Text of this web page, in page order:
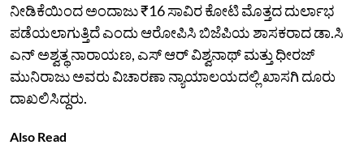
ನೀಡಿಕೆಯಿಂದ ಅಂದಾಜು ₹16 ಸಾವಿರ ಕೋಟಿ ಮೊತ್ತದ ದುರ್ಲಾಭ
ಪಡೆಯಲಾಗುತ್ತಿದೆ ಎಂದು ಆರೋಪಿಸಿ ಬಿಜೆಪಿಯ ಶಾಸಕರಾದ ಡಾ.ಸಿ
ಎನ್‌ ಅಶ್ವತ್ಥ ನಾರಾಯಣ, ಎಸ್‌ ಆರ್‌ ವಿಶ್ವನಾಥ್ ಮತ್ತು ಧೀರಜ್‌
ಮುನಿರಾಜು ಅವರು ವಿಚಾರಣಾ ನ್ಯಾಯಾಲಯದಲ್ಲಿ ಖಾಸಗಿ ದೂರು
ದಾಖಲಿಸಿದ್ದರು.
Also Read